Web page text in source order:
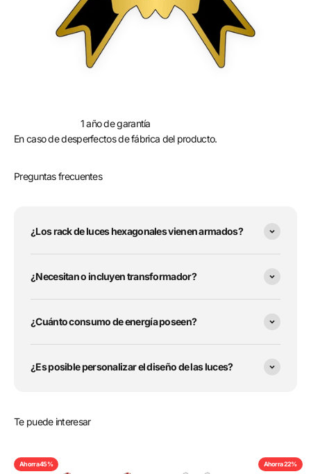
1 año de garantía
En caso de desperfectos de fábrica del producto.
Preguntas frecuentes
¿Los rack de luces hexagonales vienen armados?
¿Necesitan o incluyen transformador?
¿Cuánto consumo de energía poseen?
¿Es posible personalizar el diseño de las luces?
Te puede interesar
Ahorra 45% Ahorra 22%